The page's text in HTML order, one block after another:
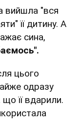
вийшла "вся
її дитину. А
сина,
цього
одразу
її вдарили.